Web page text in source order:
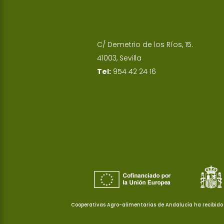
C/ Demetrio de los Ríos, 15.
41003, Sevilla
Tel: 954 42 24 16
Cooperativas Agro-alimentarias de Andalucía ha recibido